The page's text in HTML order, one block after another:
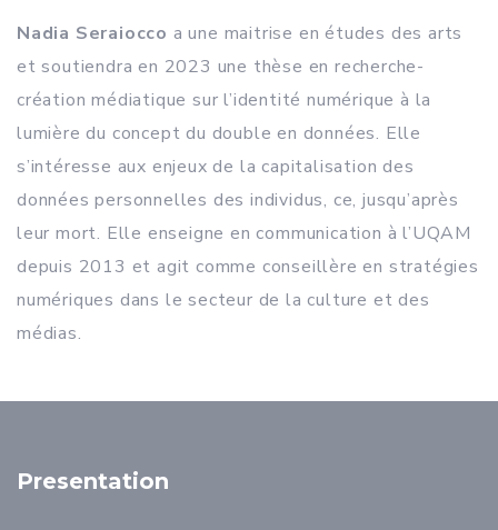
Nadia Seraiocco a une maitrise en études des arts
et soutiendra en 2023 une thèse en recherche-
création médiatique sur l’identité numérique à la
lumière du concept du double en données. Elle
s’intéresse aux enjeux de la capitalisation des
données personnelles des individus, ce, jusqu’après
leur mort. Elle enseigne en communication à l’UQAM
depuis 2013 et agit comme conseillère en stratégies
numériques dans le secteur de la culture et des
médias.
Presentation